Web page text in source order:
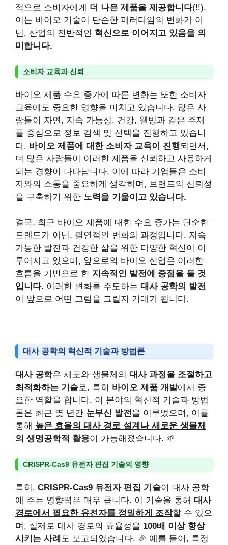
적으로 소비자에게 더 나은 제품을 제공합니다(!!).
이는 바이오 기술이 단순한 패러다임의 변화가 아
닌, 산업의 전반적인 혁신으로 이어지고 있음을 의
미합니다.
소비자 교육과 신뢰
바이오 제품 수요 증가에 따른 변화는 또한 소비자
교육에도 중요한 영향을 미치고 있습니다. 많은 사
람들이 자연, 지속 가능성, 건강, 웰빙과 같은 주제
를 중심으로 정보 검색 및 선택을 진행하고 있습니
다. 바이오 제품에 대한 소비자 교육이 진행되면서,
더 많은 사람들이 이러한 제품을 신뢰하고 사용하게
되는 경향이 나타납니다. 이에 따라 기업들은 소비
자와의 소통을 중요하게 생각하며, 브랜드의 신뢰성
을 구축하기 위한 노력을 기울이고 있습니다.
결국, 최근 바이오 제품에 대한 수요 증가는 단순한
트렌드가 아닌, 필연적인 변화의 과정입니다. 지속
가능한 발전과 건강한 삶을 위한 다양한 혁신이 이
루어지고 있으며, 앞으로의 바이오 산업은 이러한
흐름을 기반으로 한 지속적인 발전에 중점을 둘 것
입니다. 이러한 변화를 주도하는 대사 공학의 발전
이 앞으로 어떤 그림을 그릴지 기대가 됩니다.
대사 공학의 혁신적 기술과 방법론
대사 공학은 세포와 생물체의 대사 과정을 조절하고
최적화하는 기술로, 특히 바이오 제품 개발에서 중
요한 역할을 합니다. 이 분야의 혁신적 기술과 방법
론은 최근 몇 년간 눈부신 발전을 이루었으며, 이를
통해 높은 효율의 대사 경로 설계나 새로운 생물체
의 생명공학적 활용이 가능해졌습니다. 🌱
CRISPR-Cas9 유전자 편집 기술의 영향
특히, CRISPR-Cas9 유전자 편집 기술이 대사 공학
에 주는 영향력은 매우 큽니다. 이 기술을 통해 대사
경로에서 필요한 유전자를 정밀하게 조작할 수 있으
며, 실제로 대사 경로의 효율성을 100배 이상 향상
시키는 사례 도 보고되었습니다. 🎉 예를 들어, 특정